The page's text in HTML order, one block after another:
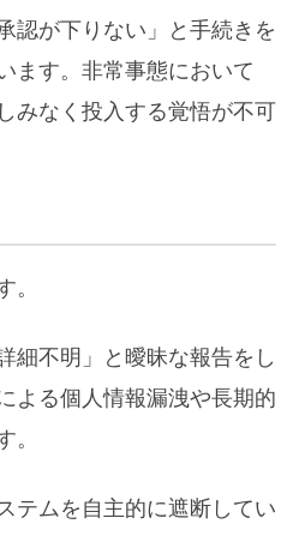
認が下りない」と手続きを
ます。非常事態において
みなく投入する覚悟が不可
。
細不明」と曖昧な報告をし
よる個人情報漏洩や長期的
。
テムを自主的に遮断してい